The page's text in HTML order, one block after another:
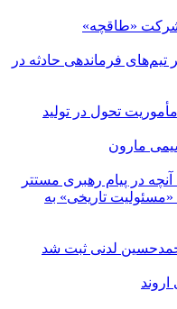
حادثه در
در تولید
رهبری مستتر
به